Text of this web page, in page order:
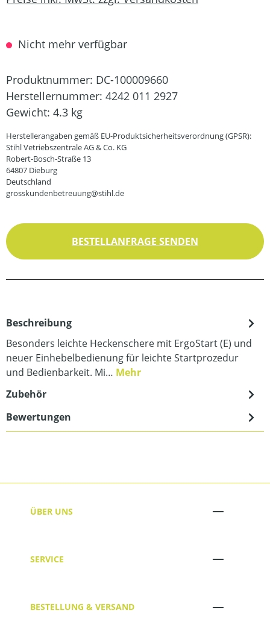
Nicht mehr verfügbar
Produktnummer: DC-100009660
Herstellernummer: 4242 011 2927
Gewicht: 4.3 kg
Herstellerangaben gemäß EU-Produktsicherheitsverordnung (GPSR):
Stihl Vetriebszentrale AG & Co. KG
Robert-Bosch-Straße 13
64807 Dieburg
Deutschland
grosskundenbetreuung@stihl.de
BESTELLANFRAGE SENDEN
Beschreibung
Besonders leichte Heckenschere mit ErgoStart (E) und
neuer Einhebelbedienung für leichte Startprozedur
und Bedienbarkeit. Mi… Mehr
Zubehör
Bewertungen
ÜBER UNS
SERVICE
BESTELLUNG & VERSAND